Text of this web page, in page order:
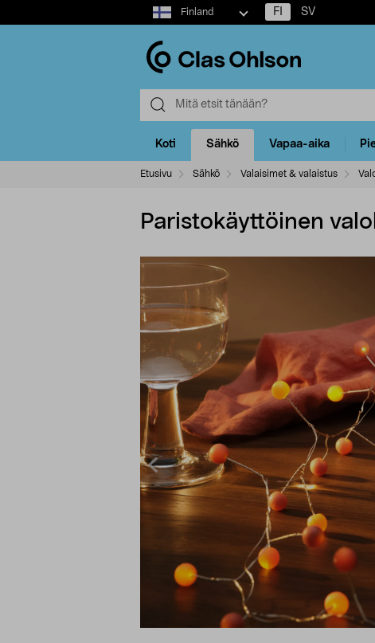
Select
market
Finland FI SV
Koti Sähkö Vapaa-aika
Etusivu Sähkö Valaisimet & valaistus
Paristokäyttöinen